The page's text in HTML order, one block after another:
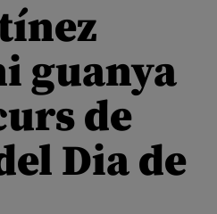
guanya
de
Dia de